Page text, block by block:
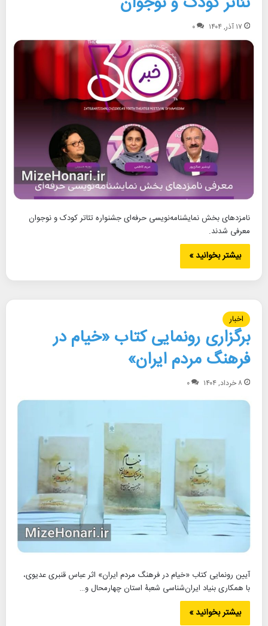
۱۷ آذر, ۱۴۰۴ ۰
نامزدهای بخش نمایشنامه‌نویسی حرفه‌ای جشنواره تئاتر کودک و نوجوان
معرفی شدند.
بیشتر بخوانید »
اخبار
برگزاری رونمایی کتاب «خیام در
فرهنگ مردم ایران»
۸ خرداد, ۱۴۰۴ ۰
آیین رونمایی کتاب «خیام در فرهنگ مردم ایران» اثر عباس قنبری عدیوی،
با همکاری بنیاد ایران‌شناسی شعبۀ استان چهارمحال و…
بیشتر بخوانید »